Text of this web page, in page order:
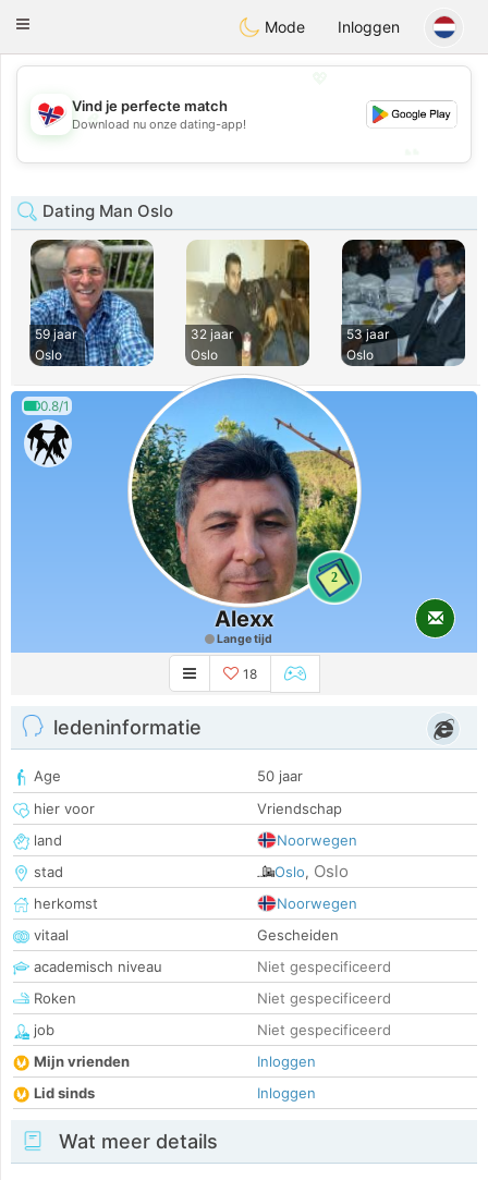
EkteNordmenn
Toggle
Mode Inloggen
💖
💕
Vind je perfecte match
Download nu onze dating-app!
Dating Man Oslo
59 jaar
Oslo
32 jaar
Oslo
53 jaar
Oslo
0.8/1
2
Alexx
Lange tijd
18
ledeninformatie
Age
50 jaar
hier voor
Vriendschap
land
Noorwegen
stad
Oslo, Oslo
herkomst
Noorwegen
vitaal
Gescheiden
academisch niveau
Niet gespecificeerd
Roken
Niet gespecificeerd
job
Niet gespecificeerd
Mijn vrienden
Inloggen
Lid sinds
Inloggen
Wat meer details